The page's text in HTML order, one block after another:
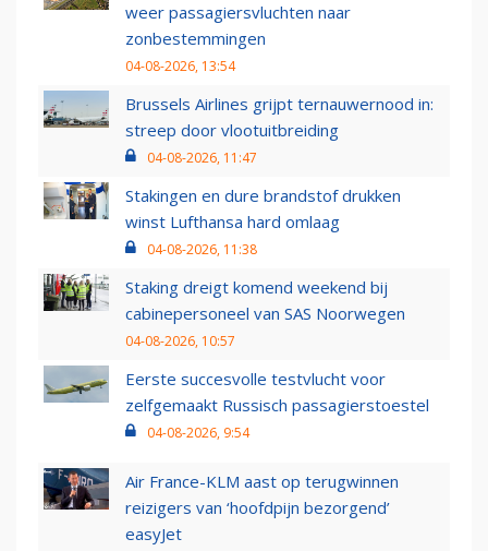
weer passagiersvluchten naar
zonbestemmingen
04-08-2026, 13:54
Brussels Airlines grijpt ternauwernood in:
streep door vlootuitbreiding
04-08-2026, 11:47
Stakingen en dure brandstof drukken
winst Lufthansa hard omlaag
04-08-2026, 11:38
Staking dreigt komend weekend bij
cabinepersoneel van SAS Noorwegen
04-08-2026, 10:57
Eerste succesvolle testvlucht voor
zelfgemaakt Russisch passagierstoestel
04-08-2026, 9:54
Air France-KLM aast op terugwinnen
reizigers van ‘hoofdpijn bezorgend’
easyJet